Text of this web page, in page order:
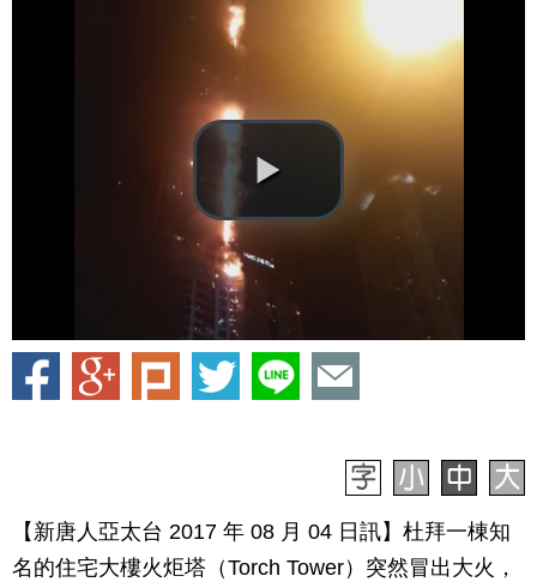
【新唐人亞太台 2017 年 08 月 04 日訊】杜拜一棟知
名的住宅大樓火炬塔（Torch Tower）突然冒出大火，